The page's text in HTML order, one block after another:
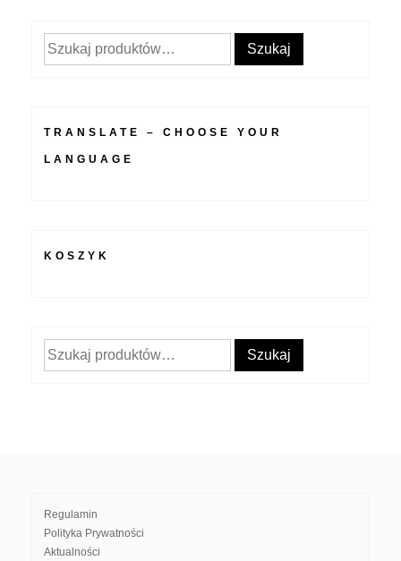
Szukaj: Szukaj
TRANSLATE – CHOOSE YOUR
LANGUAGE
KOSZYK
Szukaj: Szukaj
Regulamin
Polityka Prywatności
Aktualności